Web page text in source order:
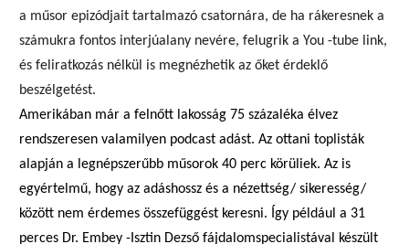
a műsor epizódjait tartalmazó csatornára, de ha rákeresnek a
számukra fontos interjúalany nevére, felugrik a You -tube link,
és feliratkozás nélkül is megnézhetik az őket érdeklő
beszélgetést.
Amerikában már a felnőtt lakosság 75 százaléka élvez
rendszeresen valamilyen podcast adást. Az ottani toplisták
alapján a legnépszerűbb műsorok 40 perc körüliek. Az is
egyértelmű, hogy az adáshossz és a nézettség/ sikeresség/
között nem érdemes összefüggést keresni. Így például a 31
perces Dr. Embey -Isztin Dezső fájdalomspecialistával készült